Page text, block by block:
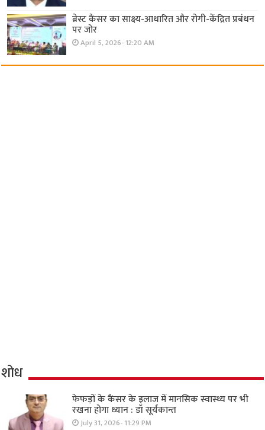
ब्रेस्ट कैंसर का साक्ष्य-आधारित और रोगी-केंद्रित प्रबंधन
पर जोर
April 5, 2026- 12:20 AM
शोध
फेफड़ों के कैंसर के इलाज में मानसिक स्वास्थ्य पर भी
रखना होगा ध्यान : डॉ सूर्यकान्त
July 31, 2026- 11:29 PM